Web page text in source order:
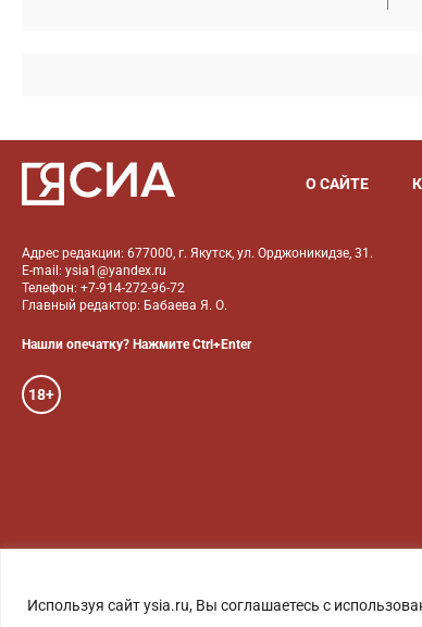
Используя сайт ysia.ru, Вы соглашаетесь с
О САЙТЕ
Адрес редакции: 677000, г. Якутск, ул. Орджоникидзе, 31.
E-mail: ysia1@yandex.ru
Телефон: +7-914-272-96-72
Главный редактор: Бабаева Я. О.
Нашли опечатку? Нажмите Ctrl+Enter
18+
ГОЛОС ЯКУТИИ